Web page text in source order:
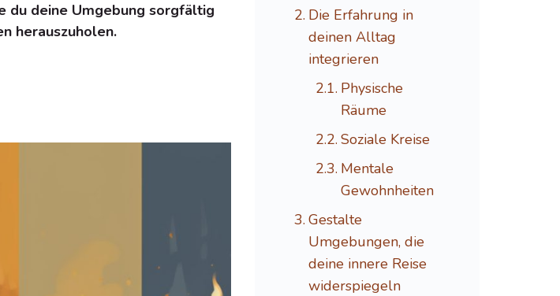
du deine Umgebung sorgfältig
herauszuholen.
Die Erfahrung in
deinen Alltag
integrieren
Physische
Räume
Soziale Kreise
Mentale
Gewohnheiten
Gestalte
Umgebungen, die
deine innere Reise
widerspiegeln